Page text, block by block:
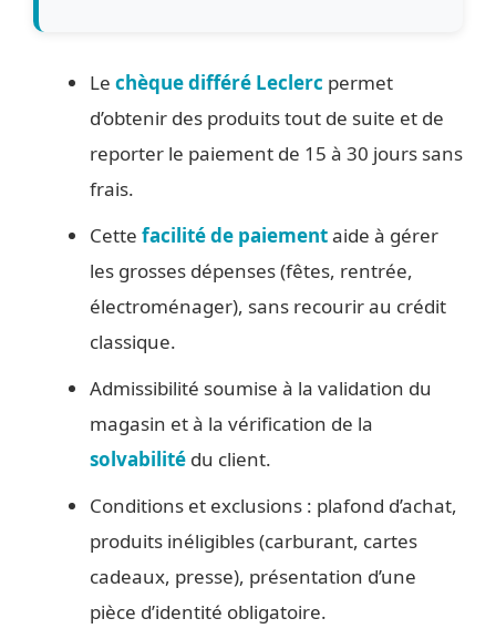
Le chèque différé Leclerc permet
d’obtenir des produits tout de suite et de
reporter le paiement de 15 à 30 jours sans
frais.
Cette facilité de paiementaide à gérer
les grosses dépenses (fêtes, rentrée,
électroménager), sans recourir au crédit
classique.
Admissibilité soumise à la validation du
magasin et à la vérification de la
solvabilité du client.
Conditions et exclusions : plafond d’achat,
produits inéligibles (carburant, cartes
cadeaux, presse), présentation d’une
pièce d’identité obligatoire.